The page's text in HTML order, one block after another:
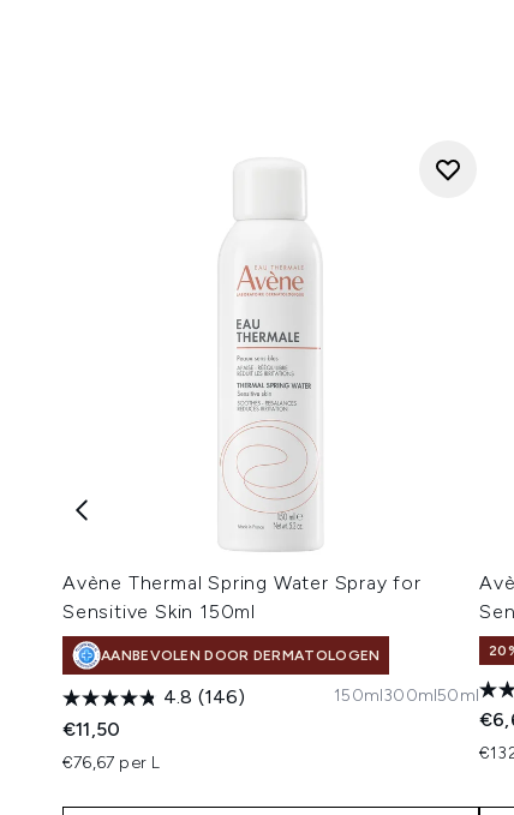
Avène Thermal Spring Water Spray for
Sensitive Skin 150ml
AANBEVOLEN DOOR DERMATOLOGEN
4.8 (146)
€11,50
€76,67 per L
150ml300ml50ml